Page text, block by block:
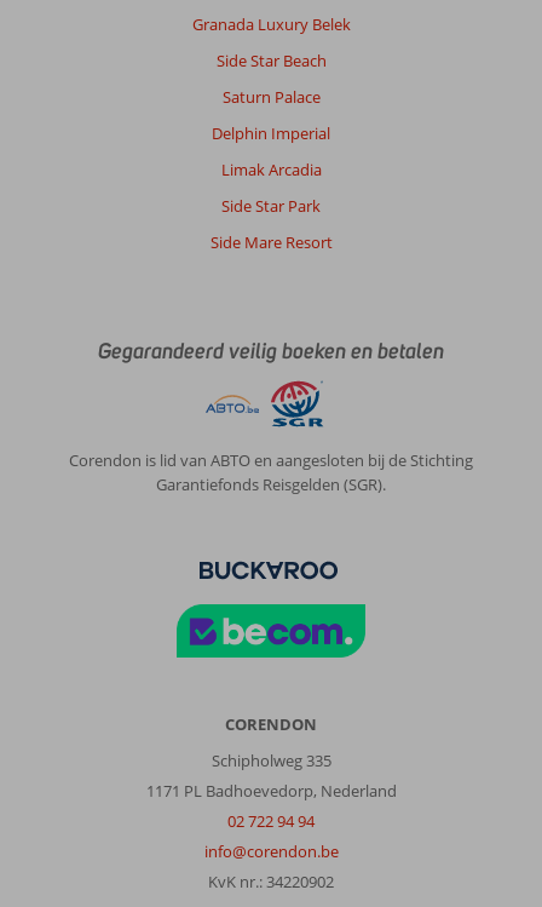
Granada Luxury Belek
Side Star Beach
Saturn Palace
Delphin Imperial
Limak Arcadia
Side Star Park
Side Mare Resort
Gegarandeerd veilig boeken en betalen
Corendon is lid van ABTO en aangesloten bij de Stichting
Garantiefonds Reisgelden (SGR).
CORENDON
Schipholweg 335
1171 PL Badhoevedorp, Nederland
02 722 94 94
info@corendon.be
KvK nr.: 34220902